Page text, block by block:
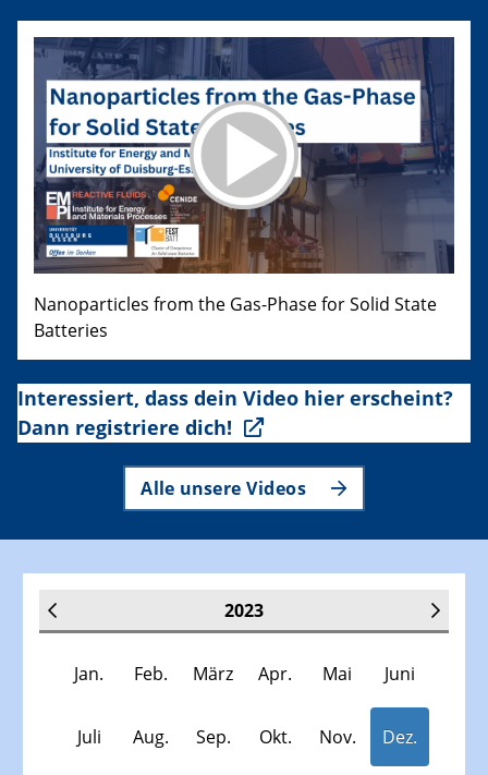
Nanoparticles from the Gas-Phase for Solid State
Batteries
Interessiert, dass dein Video hier erscheint?
Dann registriere dich!
Alle unsere Videos
2023
Jan. Feb. März Apr. Mai Juni
Juli Aug. Sep. Okt. Nov. Dez.